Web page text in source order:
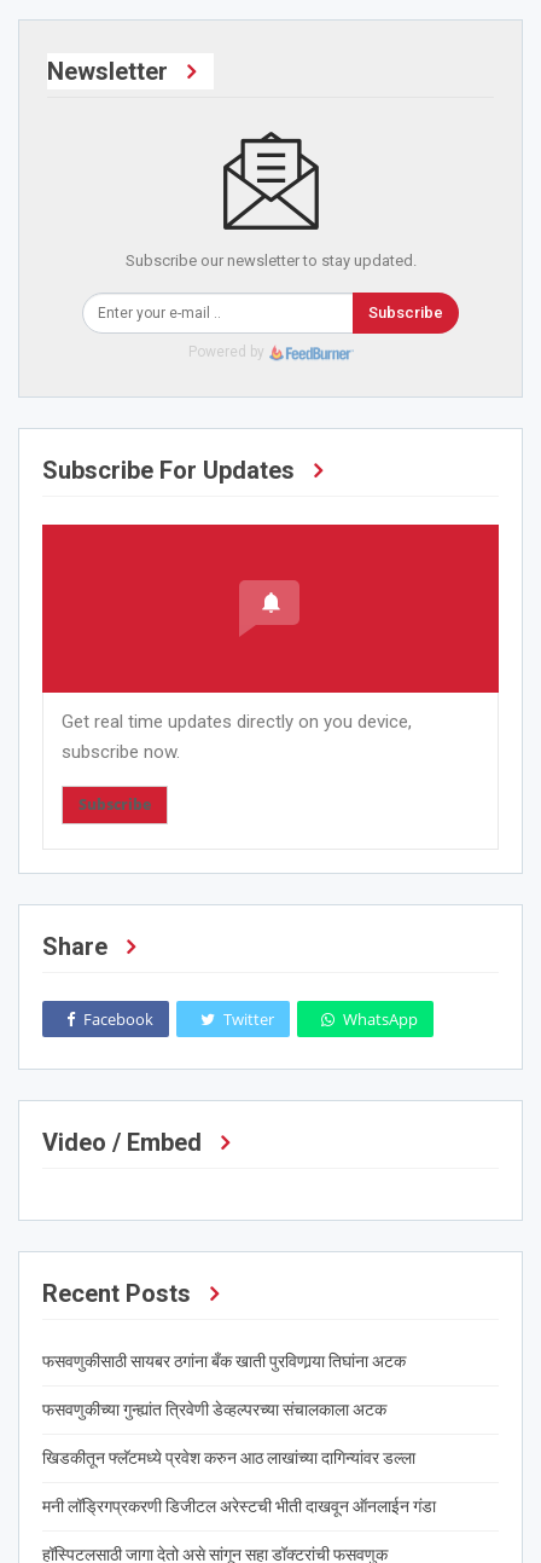
Newsletter
Subscribe our newsletter to stay updated.
Subscribe
Powered by
Subscribe For Updates
Get real time updates directly on you device,
subscribe now.
Subscribe
Share
Facebook Twitter WhatsApp
Video / Embed
Recent Posts
फसवणुकीसाठी सायबर ठगांना बँक खाती पुरविणार्‍या तिघांना अटक
फसवणुकीच्या गुन्ह्यांत त्रिवेणी डेव्हल्परच्या संचालकाला अटक
खिडकीतून फ्लॅटमध्ये प्रवेश करुन आठ लाखांच्या दागिन्यांवर डल्ला
मनी लॉड्रिगप्रकरणी डिजीटल अरेस्टची भीती दाखवून ऑनलाईन गंडा
हॉस्पिटलसाठी जागा देतो असे सांगून सहा डॉक्टरांची फसवणुक